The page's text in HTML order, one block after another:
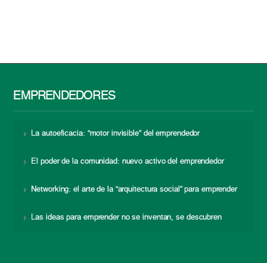
EMPRENDEDORES
La autoeficacia: “motor invisible” del emprendedor
El poder de la comunidad: nuevo activo del emprendedor
Networking: el arte de la “arquitectura social” para emprender
Las ideas para emprender no se inventan, se descubren